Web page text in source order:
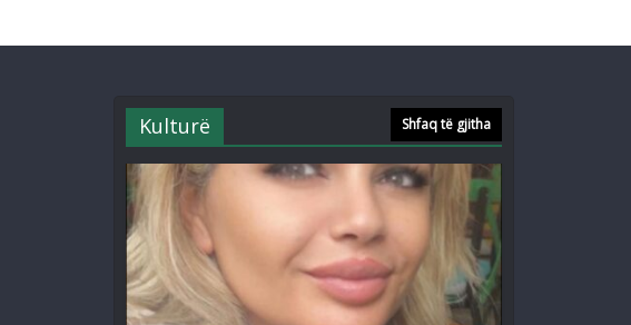
Kulturë Shfaq të gjitha